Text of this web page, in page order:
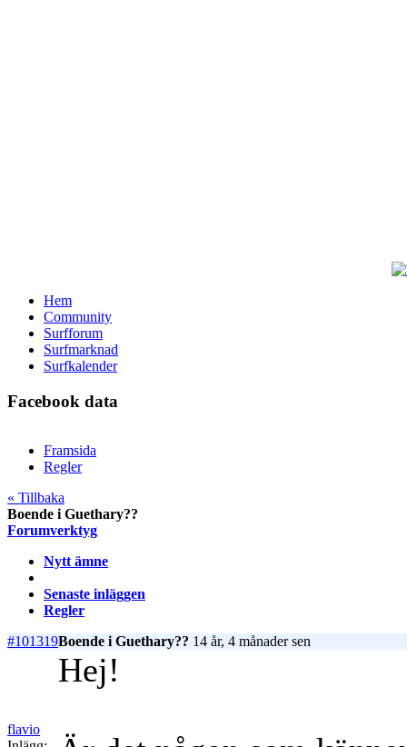
Hem
Community
Surfforum
Surfmarknad
Surfkalender
Facebook data
Framsida
Regler
« Tillbaka
Boende i Guethary??
Forumverktyg
Nytt ämne
Senaste inläggen
Regler
#101319Boende i Guethary?? 14 år, 4 månader sen
flavio
Hej!